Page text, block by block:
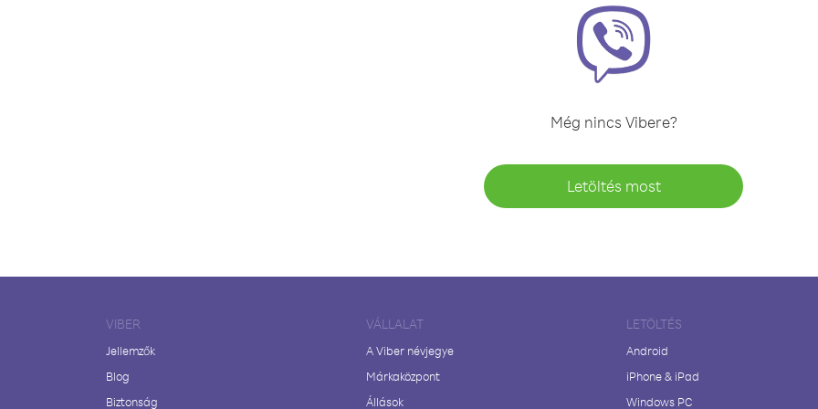
Még nincs Vibere?
Letöltés most
VIBER
Jellemzők
Blog
Biztonság
VÁLLALAT
A Viber névjegye
Márkaközpont
Állások
LETÖLTÉS
Android
iPhone & iPad
Windows PC